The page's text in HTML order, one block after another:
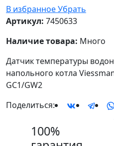
В избранноеУбрать
Артикул: 7450633
Наличие товара: Много
Датчик температуры
напольного котла
GC1/GW2
Поделиться:
100%